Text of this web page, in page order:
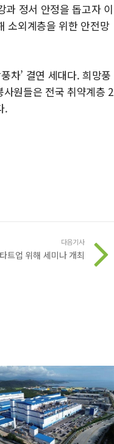
과 정서 안정을 돕고자 이
소외계층을 위한 안전망
차’ 결연 세대다. 희망풍
원들은 전국 취약계층 2
.
다음기사
트업 위해 세미나 개최